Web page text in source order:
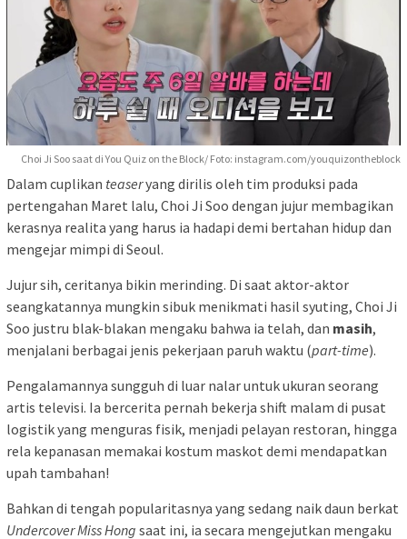
Choi Ji Soo saat di You Quiz on the Block/ Foto: instagram.com/youquizontheblock
Dalam cuplikan teaseryang dirilis oleh tim produksi pada
pertengahan Maret lalu, Choi Ji Soo dengan jujur membagikan
kerasnya realita yang harus ia hadapi demi bertahan hidup dan
mengejar mimpi di Seoul.
Jujur sih, ceritanya bikin merinding. Di saat aktor-aktor
seangkatannya mungkin sibuk menikmati hasil syuting, Choi Ji
Soo justru blak-blakan mengaku bahwa ia telah, dan masih,
menjalani berbagai jenis pekerjaan paruh waktu (part-time).
Pengalamannya sungguh di luar nalar untuk ukuran seorang
artis televisi. Ia bercerita pernah bekerja shift malam di pusat
logistik yang menguras fisik, menjadi pelayan restoran, hingga
rela kepanasan memakai kostum maskot demi mendapatkan
upah tambahan!
Bahkan di tengah popularitasnya yang sedang naik daun berkat
Undercover Miss Hong saat ini, ia secara mengejutkan mengaku